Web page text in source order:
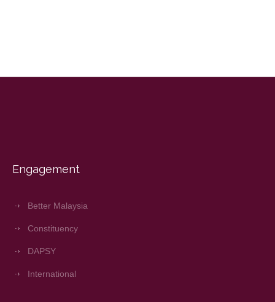
Engagement
Better Malaysia
Constituency
DAPSY
International